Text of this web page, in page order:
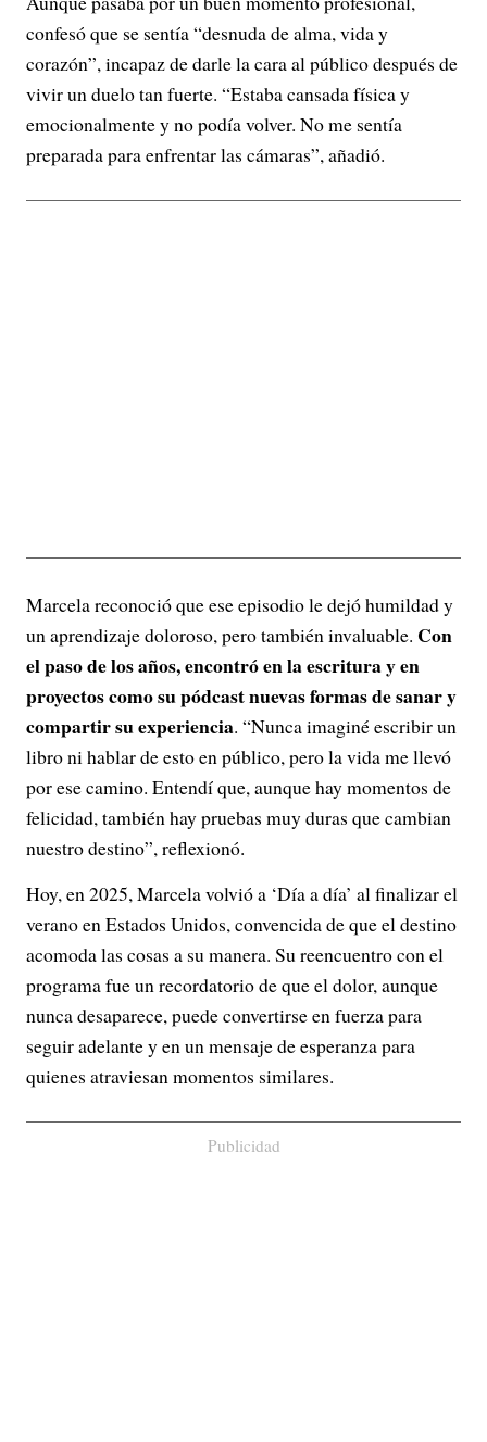
confesó que se sentía “desnuda de alma, vida y
corazón”, incapaz de darle la cara al público después de
vivir un duelo tan fuerte. “Estaba cansada física y
emocionalmente y no podía volver. No me sentía
preparada para enfrentar las cámaras”, añadió.
Marcela reconoció que ese episodio le dejó humildad y
un aprendizaje doloroso, pero también invaluable. Con
el paso de los años, encontró en la escritura y en
proyectos como su pódcast nuevas formas de sanar y
compartir su experiencia. “Nunca imaginé escribir un
libro ni hablar de esto en público, pero la vida me llevó
por ese camino. Entendí que, aunque hay momentos de
felicidad, también hay pruebas muy duras que cambian
nuestro destino”, reflexionó.
Hoy, en 2025, Marcela volvió a ‘Día a día’ al finalizar el
verano en Estados Unidos, convencida de que el destino
acomoda las cosas a su manera. Su reencuentro con el
programa fue un recordatorio de que el dolor, aunque
nunca desaparece, puede convertirse en fuerza para
seguir adelante y en un mensaje de esperanza para
quienes atraviesan momentos similares.
Publicidad